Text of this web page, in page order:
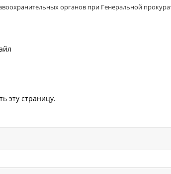
органов при Генеральной
эту страницу.